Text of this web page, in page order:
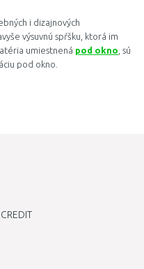
i dizajnových
výsuvnú spŕšku, ktorá im
umiestnená pod okno , sú
pod okno.